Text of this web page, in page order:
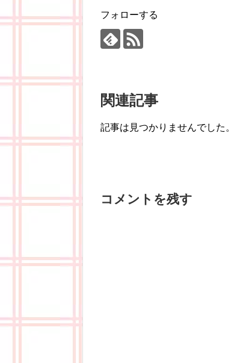
フォローする
関連記事
記事は見つかりませんでした。
コメントを残す